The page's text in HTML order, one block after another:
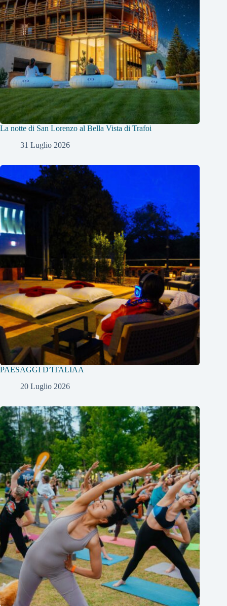
La notte di San Lorenzo al Bella Vista di Trafoi
31 Luglio 2026
PAESAGGI D’ITALIAA
20 Luglio 2026